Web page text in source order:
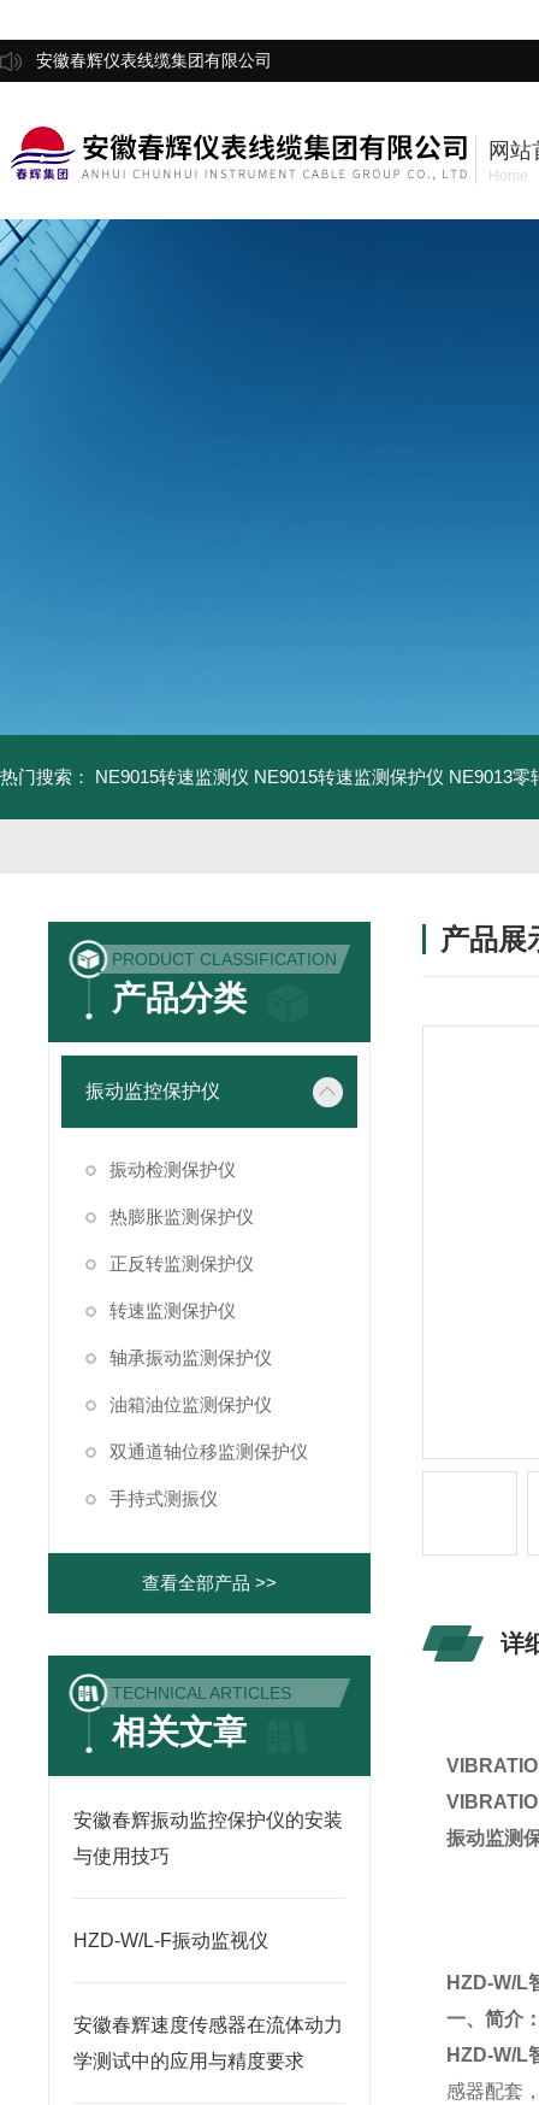
安徽春辉仪表线缆集团有限公司
网站
Home
热门搜索： NE9015转速监测仪 NE9015转速监测保护仪 NE9013零
PRODUCT CLASSIFICATION
产品分类
振动监控保护仪
振动检测保护仪
热膨胀监测保护仪
正反转监测保护仪
转速监测保护仪
轴承振动监测保护仪
油箱油位监测保护仪
双通道轴位移监测保护仪
手持式测振仪
查看全部产品 >>
TECHNICAL ARTICLES
相关文章
安徽春辉振动监控保护仪的安装
与使用技巧
HZD-W/L-F振动监视仪
安徽春辉速度传感器在流体动力
学测试中的应用与精度要求
产品展
详
振动监
HZD-W/L
一、简介
HZD-W/L
感器配套